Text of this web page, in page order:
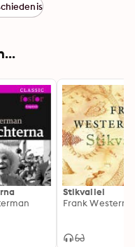
Stikvallei
Frank